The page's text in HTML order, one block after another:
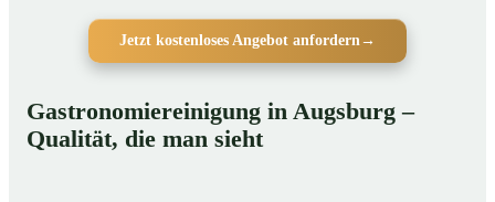
Jetzt kostenloses Angebot anfordern→
Gastronomiereinigung in Augsburg –
Qualität, die man sieht